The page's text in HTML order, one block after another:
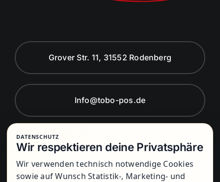
Grover Str. 11, 31552 Rodenberg
Info@tobo-pos.de
Montag bis Freitag von 8:00 Uhr bis
17:00 Uhr
DATENSCHUTZ
Wir respektieren deine Privatsphäre
Wir verwenden technisch notwendige Cookies
sowie auf Wunsch Statistik-, Marketing- und